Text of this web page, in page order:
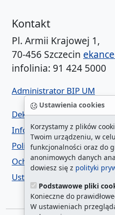
Ustawienia cookies
Korzystamy z plików
Twoim urządzeniu, w
funkcjonalności oraz do
anonimowych danych
dowiesz się z polityki
Podstawowe pliki
Konieczne do
W ustawieniach
Kontakt
Pl. Armii Krajowej 1,
70-456 Szczecin
infolinia: 91 424 5000
Administrator BIP UM
Deklaracja dostępności
Informacja o urzędzie w
Polityka prywatności
Ochrona danych
Ustawienia cookies